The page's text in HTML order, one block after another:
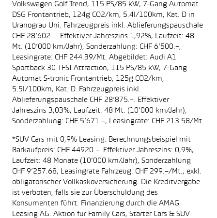
Volkswagen Golf Trend, 115 PS/85 kW, 7-Gang Automat
DSG Frontantrieb, 124g CO2/km, 5.4l/100km, Kat. D in
Uranograu Uni. Fahrzeugpreis inkl. Ablieferungspauschale
CHF 28’602.–. Effektiver Jahreszins 1,92%, Laufzeit: 48
Mt. (10’000 km/Jahr), Sonderzahlung: CHF 6’500.–,
Leasingrate: CHF 244.39/Mt. Abgebildet: Audi A1
Sportback 30 TFSI Attraction, 115 PS/85 kW, 7-Gang
Automat S-tronic Frontantrieb, 125g CO2/km,
5.5l/100km, Kat. D. Fahrzeugpreis inkl.
Ablieferungspauschale CHF 28’875.–. Effektiver
Jahreszins 3,03%, Laufzeit: 48 Mt. (10'000 km/Jahr),
Sonderzahlung: CHF 5’671.–, Leasingrate: CHF 213.58/Mt.
*SUV Cars mit 0,9% Leasing: Berechnungsbeispiel mit
Barkaufpreis: CHF 44920.–. Effektiver Jahreszins: 0,9%,
Laufzeit: 48 Monate (10’000 km/Jahr), Sonderzahlung
CHF 9’257.68, Leasingrate Fahrzeug: CHF 299.–/Mt., exkl.
obligatorischer Vollkaskoversicherung. Die Kreditvergabe
ist verboten, falls sie zur Überschuldung des
Konsumenten führt. Finanzierung durch die AMAG
Leasing AG. Aktion für Family Cars, Starter Cars & SUV